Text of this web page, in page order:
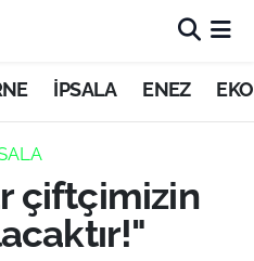
İPSALA ENEZ
çiftçimizin